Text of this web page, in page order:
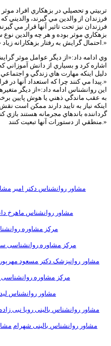
تربيتي و تحصيلي در بزهکاري افراد
فرزندان از والدين مي گيرند، والديني
فرزندان نيز تحت تاثير آنها قرار مي
بزهکاري موثر بوده و هر چه والدين
احتمال گرايش به رفتار بزهکارانه زياد خواهد بود.»
وي ادامه داد:«از ديگر عوامل موثر
اشاره کرد و بسياري از دانش
دليل اينکه مهارت هاي زندگي و
پيدا مي کنند چرا که استعداد آنها در فرايند مطلوب و خوبي بالفعل نشده است.»
اين روانشناس ادامه داد:«از ديگر
به عقب ماندگي ذهني يا هوش پايين
اينکه نياز به تاييد دارند ممکن است
گرداننده باندهاي مجرمانه هستند بازي
منطقي از دستورات آنها تبعيت کنند.»
مشاور روانشناس دکتر امير
مشاور روانشناس ماهرخ
مرکز مشاوره
مرکز مشاوره روانشناسی
مشاور روانپزشک دکتر مسعود مهرپور
مرکز مشاوره روانشناسی
مشاور روانشناس
مشاور روانشناس بالینی رویا نبی زاده
مشاور روانشناس بالینی شهرام